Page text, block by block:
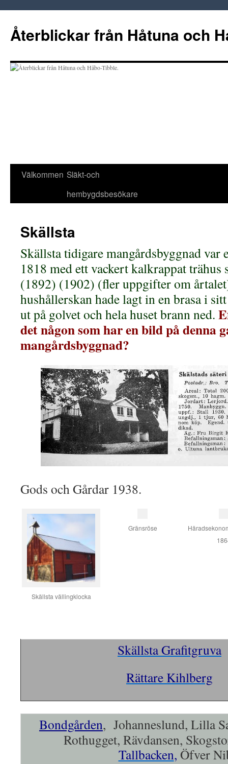
innehåll
Återblickar från Håtuna och
Välkommen Släkt-och
hembygdsbesökare
Skällsta
Skällsta tidigare mangårdsbyggnad
1818 med ett vackert kalkrappat trähus
(1892) (1902) (fler uppgifter om
hushållerskan hade lagt in en brasa i
ut på golvet och hela huset brann ned.
det någon som har en bild på denna
mangårdsbyggnad?
Gods och Gårdar 1938.
Skällsta vällingklocka
Gränsröse
Skällsta Grafitgruva
Rättare Kihlberg
Bondgården, Johanneslund, Lilla
Rothugget, Rävdansen,
Tallbacken, Öfver